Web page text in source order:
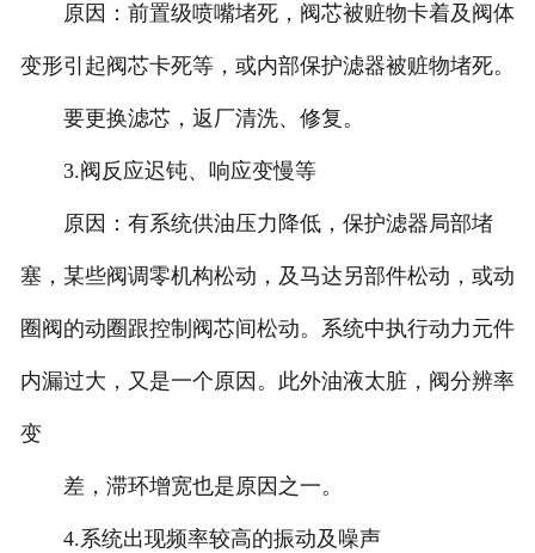
原因：前置级喷嘴堵死，阀芯被赃物卡着及阀体
变形引起阀芯卡死等，或内部保护滤器被赃物堵死。
要更换滤芯，返厂清洗、修复。
3.阀反应迟钝、响应变慢等
原因：有系统供油压力降低，保护滤器局部堵
塞，某些阀调零机构松动，及马达另部件松动，或动
圈阀的动圈跟控制阀芯间松动。系统中执行动力元件
内漏过大，又是一个原因。此外油液太脏，阀分辨率
变
差，滞环增宽也是原因之一。
4.系统出现频率较高的振动及噪声